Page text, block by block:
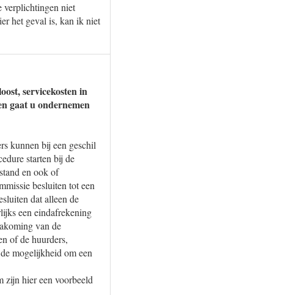
verplichtingen niet
het geval is, kan ik niet
servicekosten in
gaat u ondernemen
kunnen bij een geschil
starten bij de
en ook of
besluiten tot een
dat alleen de
een eindafrekening
van de
of de huurders,
mogelijkheid om een
zijn hier een voorbeeld